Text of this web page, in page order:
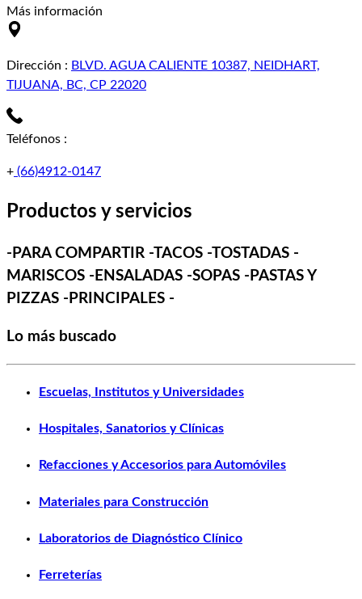
Más información
Dirección : BLVD. AGUA CALIENTE 10387, NEIDHART,
TIJUANA, BC, CP 22020
Teléfonos :
+ (66)4912-0147
Productos y servicios
-PARA COMPARTIR -TACOS -TOSTADAS -
MARISCOS -ENSALADAS -SOPAS -PASTAS Y
PIZZAS -PRINCIPALES -
Lo más buscado
Escuelas, Institutos y Universidades
Hospitales, Sanatorios y Clínicas
Refacciones y Accesorios para Automóviles
Materiales para Construcción
Laboratorios de Diagnóstico Clínico
Ferreterías